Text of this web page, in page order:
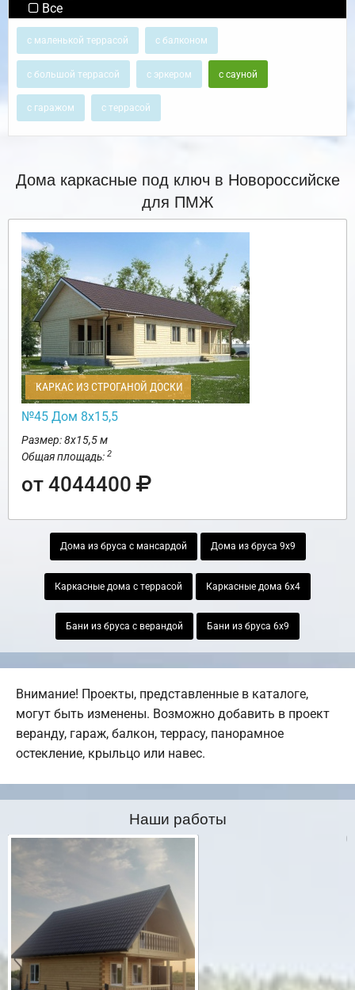
Все
с маленькой террасой с балконом
с большой террасой с эркером с сауной
с гаражом с террасой
Дома каркасные под ключ в Новороссийске
для ПМЖ
КАРКАС ИЗ СТРОГАНОЙ ДОСКИ
№45 Дом 8х15,5
Размер: 8х15,5 м
Общая площадь: 2
от 4044400
Дома из бруса с мансардой Дома из бруса 9х9
Каркасные дома с террасой Каркасные дома 6х4
Бани из бруса с верандой Бани из бруса 6х9
Внимание! Проекты, представленные в каталоге,
могут быть изменены. Возможно добавить в проект
веранду, гараж, балкон, террасу, панорамное
остекление, крыльцо или навес.
Наши работы